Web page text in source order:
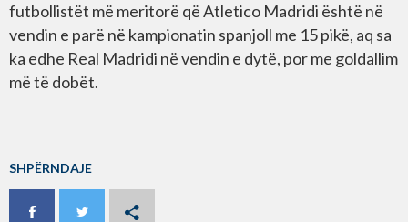
futbollistët më meritorë që Atletico Madridi është në
vendin e parë në kampionatin spanjoll me 15 pikë, aq sa
ka edhe Real Madridi në vendin e dytë, por me goldallim
më të dobët.
SHPËRNDAJE